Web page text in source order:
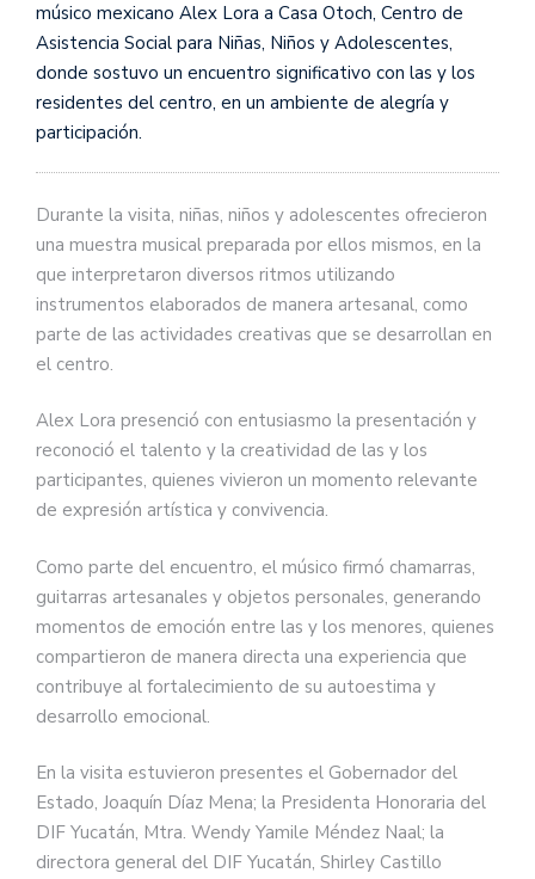
músico mexicano Alex Lora a Casa Otoch, Centro de
Asistencia Social para Niñas, Niños y Adolescentes,
donde sostuvo un encuentro significativo con las y los
residentes del centro, en un ambiente de alegría y
participación.
Durante la visita, niñas, niños y adolescentes ofrecieron
una muestra musical preparada por ellos mismos, en la
que interpretaron diversos ritmos utilizando
instrumentos elaborados de manera artesanal, como
parte de las actividades creativas que se desarrollan en
el centro.
Alex Lora presenció con entusiasmo la presentación y
reconoció el talento y la creatividad de las y los
participantes, quienes vivieron un momento relevante
de expresión artística y convivencia.
Como parte del encuentro, el músico firmó chamarras,
guitarras artesanales y objetos personales, generando
momentos de emoción entre las y los menores, quienes
compartieron de manera directa una experiencia que
contribuye al fortalecimiento de su autoestima y
desarrollo emocional.
En la visita estuvieron presentes el Gobernador del
Estado, Joaquín Díaz Mena; la Presidenta Honoraria del
DIF Yucatán, Mtra. Wendy Yamile Méndez Naal; la
directora general del DIF Yucatán, Shirley Castillo